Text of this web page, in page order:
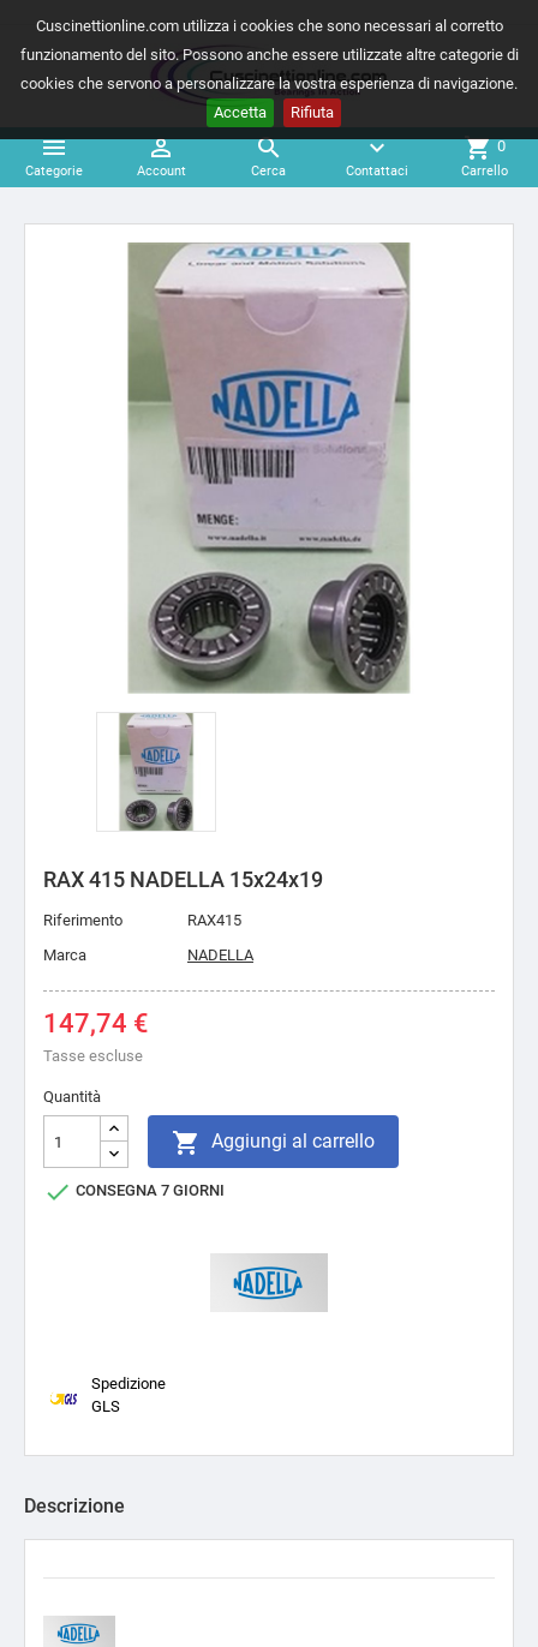
Cuscinettionline.com utilizza i cookies che sono necessari al corretto
funzionamento del sito. Possono anche essere utilizzate altre categorie di
cookies che servono a personalizzare la vostra esperienza di navigazione.
Accetta
Rifiuta

Categorie

Account

Cerca
expand_more
Contattaci
shopping_cart 0
Carrello
RAX 415 NADELLA 15x24x19
Riferimento
RAX415
Marca
NADELLA
147,74 €
Tasse escluse
Quantità
 Aggiungi al carrello
 CONSEGNA 7 GIORNI
Spedizione
GLS
Descrizione